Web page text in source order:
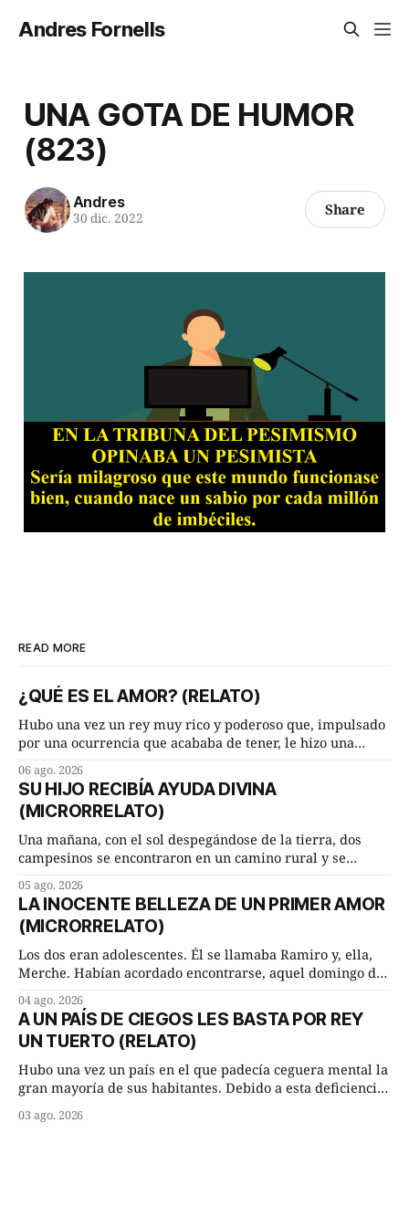
Andres Fornells
UNA GOTA DE HUMOR
(823)
Andres
30 dic. 2022 Share
READ MORE
¿QUÉ ES EL AMOR? (RELATO)
Hubo una vez un rey muy rico y poderoso que, impulsado
por una ocurrencia que acababa de tener, le hizo una
Dime, hombre sabio, ¿qué es el amor según tú? Su
consejero, que era muy prudente y astuto le respondió de
inmediato:
06 ago. 2026
SU HIJO RECIBÍA AYUDA DIVINA
(MICRORRELATO)
Una mañana, con el sol despegándose de la tierra, dos
campesinos se encontraron en un camino rural y se
remolachas, Manuel? —quiso saber uno. —Eso acabo de
hacer, Paco. ¿Cómo va ese maíz tuyo? --se interesó el otro.
—De momento mejor
05 ago. 2026
LA INOCENTE BELLEZA DE UN PRIMER AMOR
(MICRORRELATO)
Los dos eran adolescentes. Él se llamaba Ramiro y, ella,
Merche. Habían acordado encontrarse, aquel domingo de
lugar del río que debía este nombre a la pronunciada
curva que la corriente fluvial presentaba en aquel punto.
Habían dispuesto que
04 ago. 2026
A UN PAÍS DE CIEGOS LES BASTA POR REY
UN TUERTO (RELATO)
Hubo una vez un país en el que padecía ceguera mental la
gran mayoría de sus habitantes. Debido a esta deficiencia,
superiores en número a los que no padecían ninguna
03 ago. 2026